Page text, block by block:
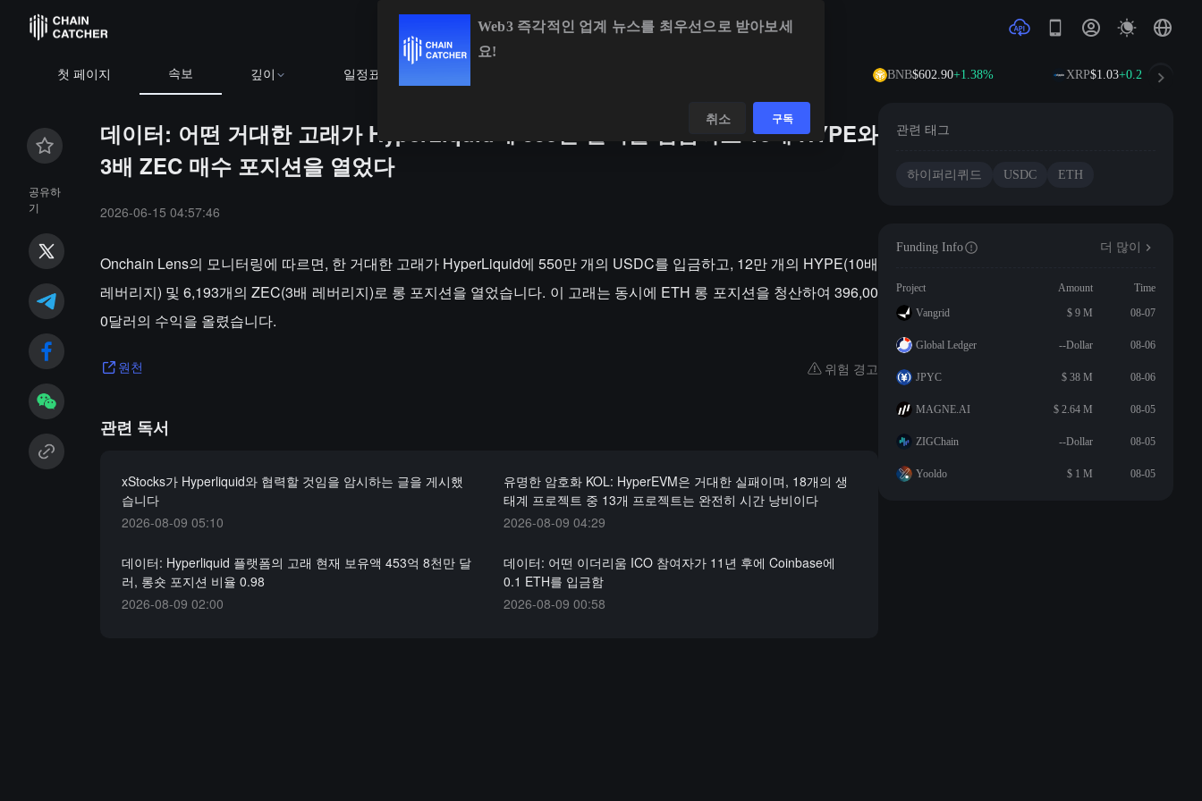
첫 페이지 속보 깊이 일정표 BNB$602.90+1.38% XRP$1.03+0.28%
공유하
기
데이터: 어떤 거대한 고래가 HyperLiquid에 550만 달러를 입금하고 10배 HYPE와
3배 ZEC 매수 포지션을 열었다
2026-06-15 04:57:46
Onchain Lens의 모니터링에 따르면, 한 거대한 고래가 HyperLiquid에 550만 개의 USDC를 입금하고, 12만 개의 HYPE(10배
레버리지) 및 6,193개의 ZEC(3배 레버리지)로 롱 포지션을 열었습니다. 이 고래는 동시에 ETH 롱 포지션을 청산하여 396,00
0달러의 수익을 올렸습니다.
원천 위험 경고
관련 독서
xStocks가 Hyperliquid와 협력할 것임을 암시하는 글을 게시했
습니다
2026-08-09 05:10
유명한 암호화 KOL: HyperEVM은 거대한 실패이며, 18개의 생
태계 프로젝트 중 13개 프로젝트는 완전히 시간 낭비이다
2026-08-09 04:29
데이터: Hyperliquid 플랫폼의 고래 현재 보유액 453억 8천만 달
러, 롱숏 포지션 비율 0.98
2026-08-09 02:00
데이터: 어떤 이더리움 ICO 참여자가 11년 후에 Coinbase에
0.1 ETH를 입금함
2026-08-09 00:58
관련 태그
하이퍼리퀴드 USDC ETH
Funding Info 더 많이
Project Amount
Time
Vangrid
$ 9 M 08-07
Global Ledger --Dollar 08-06
JPYC $ 38 M 08-06
MAGNE.AI $ 2.64 M 08-05
ZIGChain --Dollar 08-05
Yooldo $ 1 M 08-05
Web3 즉각적인 업계 뉴스를 최우선으로 받아보세
요!
취소 구독